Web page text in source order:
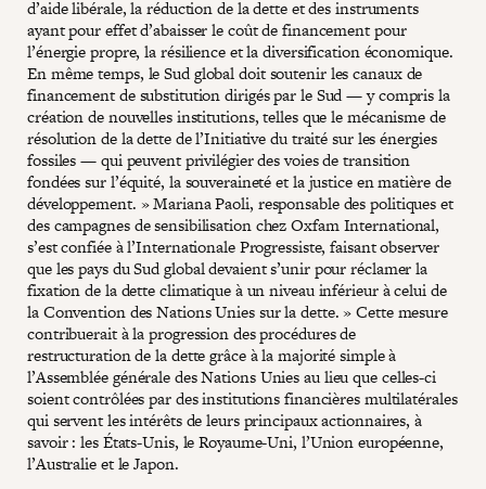
d’aide libérale, la réduction de la dette et des instruments
ayant pour effet d’abaisser le coût de financement pour
l’énergie propre, la résilience et la diversification économique.
En même temps, le Sud global doit soutenir les canaux de
financement de substitution dirigés par le Sud — y compris la
création de nouvelles institutions, telles que le mécanisme de
résolution de la dette de l’Initiative du traité sur les énergies
fossiles — qui peuvent privilégier des voies de transition
fondées sur l’équité, la souveraineté et la justice en matière de
développement. » Mariana Paoli, responsable des politiques et
des campagnes de sensibilisation chez Oxfam International,
s’est confiée à l’Internationale Progressiste, faisant observer
que les pays du Sud global devaient s’unir pour réclamer la
fixation de la dette climatique à un niveau inférieur à celui de
la Convention des Nations Unies sur la dette. » Cette mesure
contribuerait à la progression des procédures de
restructuration de la dette grâce à la majorité simple à
l’Assemblée générale des Nations Unies au lieu que celles-ci
soient contrôlées par des institutions financières multilatérales
qui servent les intérêts de leurs principaux actionnaires, à
savoir : les États-Unis, le Royaume-Uni, l’Union européenne,
l’Australie et le Japon.